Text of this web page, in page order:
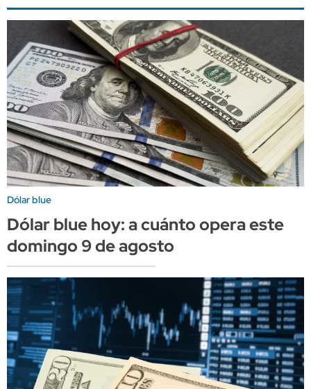
Dólar blue
Dólar blue hoy: a cuánto opera este
domingo 9 de agosto